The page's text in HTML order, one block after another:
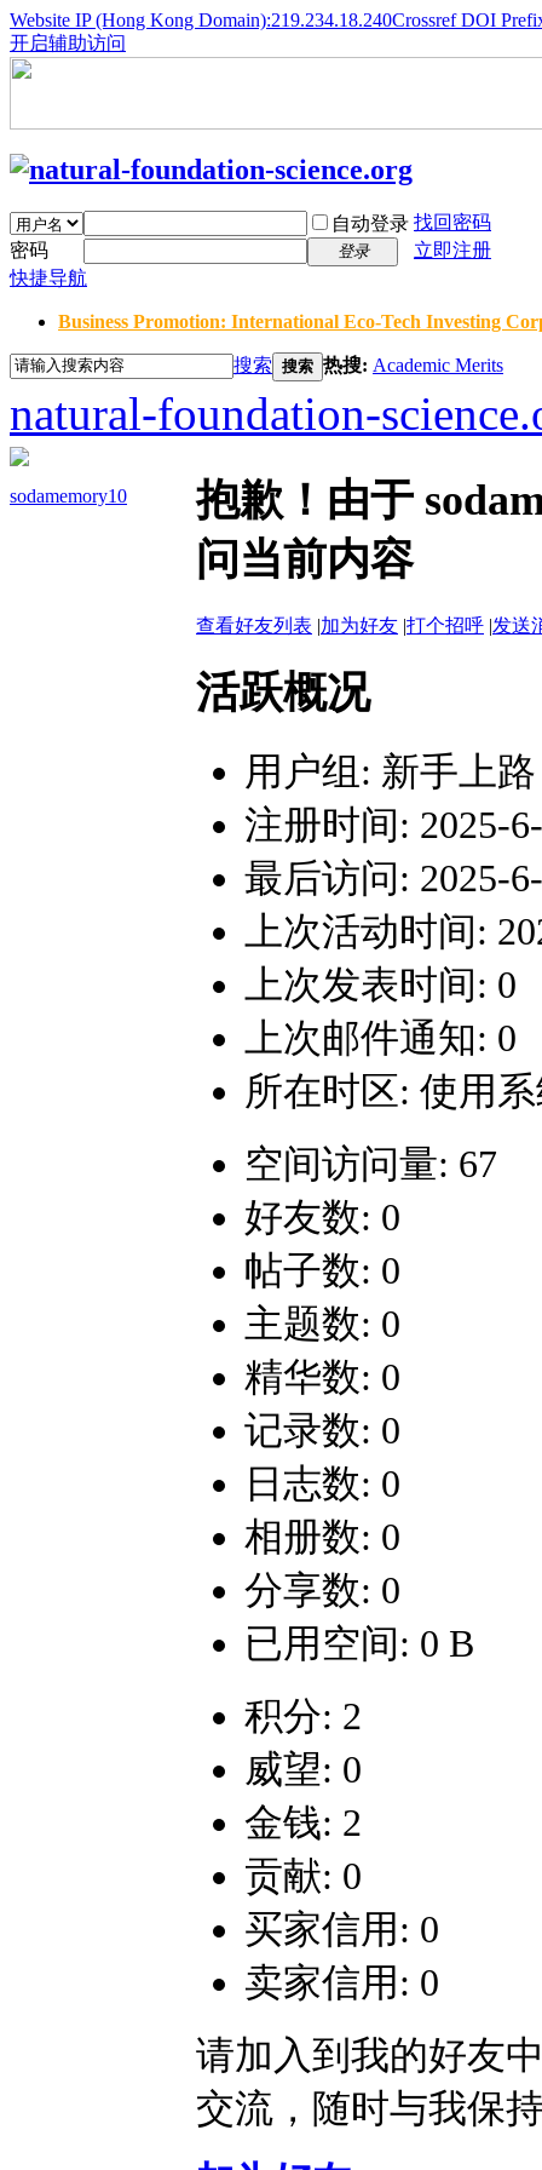
Website IP (Hong Kong Domain):219.234.18.240Crossref DOI
开启辅助访问
自动登录 找回密码
密码
登录
立即注册
快捷导航
Business Promotion: International Eco-Tech Investing
搜索 搜索 热搜: Academic Merits
natural-foundation-
sodamemory10
抱歉！由于
问当前内容
查看好友列表 |加为好友 |打个招呼 |发送
活跃概况
用户组: 新手上路
注册时间: 2025-
最后访问: 2025-
上次活动时间:
上次发表时间: 0
上次邮件通知: 0
所在时区: 使用
空间访问量: 67
好友数: 0
帖子数: 0
主题数: 0
精华数: 0
记录数: 0
日志数: 0
相册数: 0
分享数: 0
已用空间: 0 B
积分: 2
威望: 0
金钱: 2
贡献: 0
买家信用: 0
卖家信用: 0
请加入到我的好友
交流，随时与我保